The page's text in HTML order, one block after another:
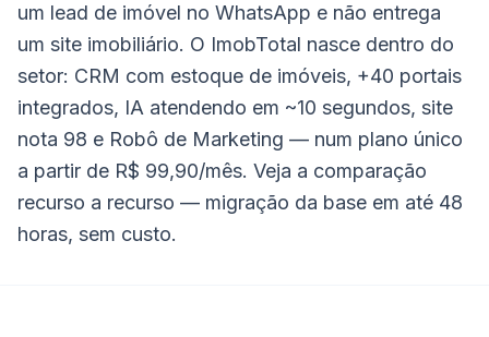
um lead de imóvel no WhatsApp e não entrega
um site imobiliário. O ImobTotal nasce dentro do
setor: CRM com estoque de imóveis, +40 portais
integrados, IA atendendo em ~10 segundos, site
nota 98 e Robô de Marketing — num plano único
a partir de R$ 99,90/mês. Veja a comparação
recurso a recurso — migração da base em até 48
horas, sem custo.